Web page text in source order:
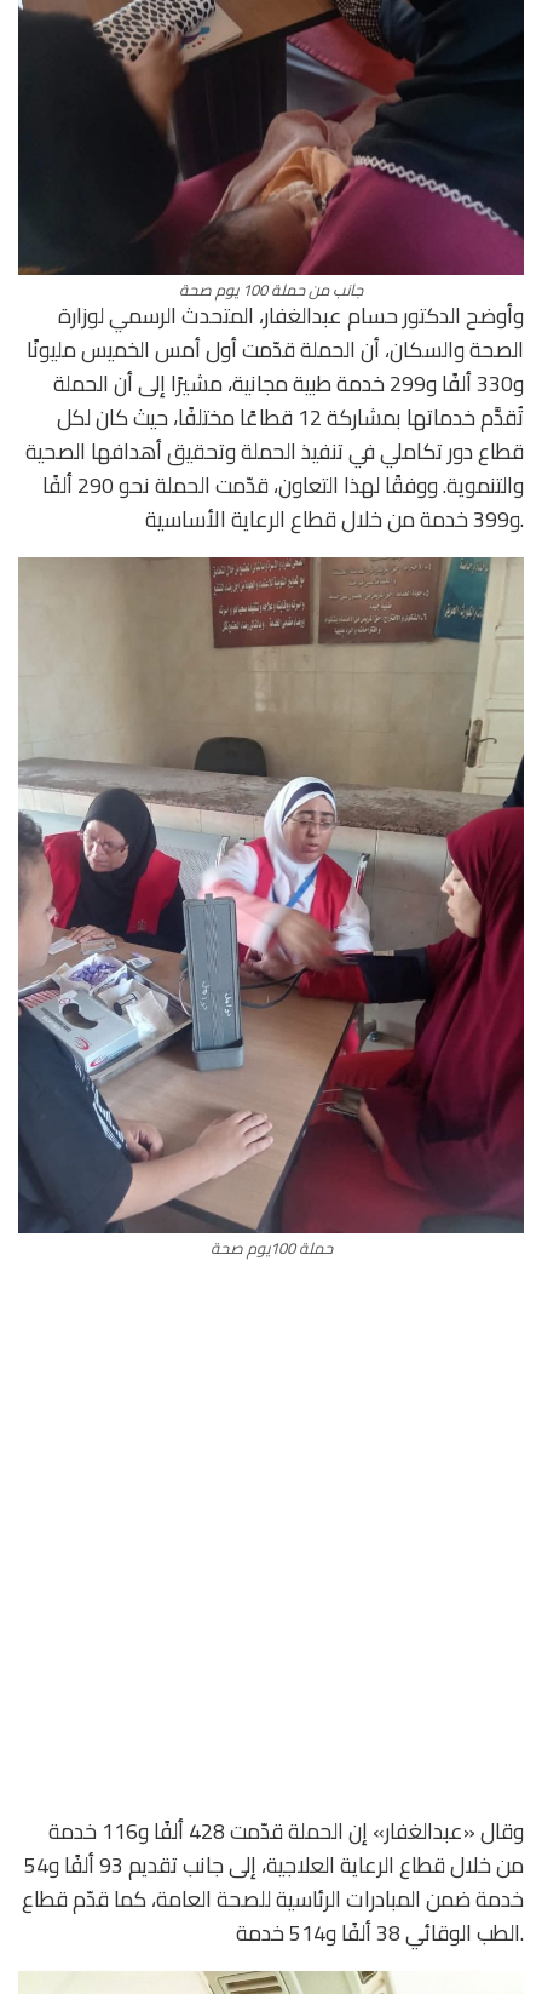
جانب من حملة 100 يوم صحة
وأوضح الدكتور حسام عبدالغفار، المتحدث الرسمي لوزارة
الصحة والسكان، أن الحملة قدّمت أول أمس الخميس مليونًا
و330 ألفًا و299 خدمة طبية مجانية، مشيرًا إلى أن الحملة
تُقدَّم خدماتها بمشاركة 12 قطاعًا مختلفًا، حيث كان لكل
قطاع دور تكاملي في تنفيذ الحملة وتحقيق أهدافها الصحية
والتنموية. ووفقًا لهذا التعاون، قدّمت الحملة نحو 290 ألفًا
و399 خدمة من خلال قطاع الرعاية الأساسية.
حملة 100يوم صحة
وقال «عبدالغفار» إن الحملة قدّمت 428 ألفًا و116 خدمة
من خلال قطاع الرعاية العلاجية، إلى جانب تقديم 93 ألفًا و54
خدمة ضمن المبادرات الرئاسية للصحة العامة، كما قدّم قطاع
الطب الوقائي 38 ألفًا و514 خدمة.